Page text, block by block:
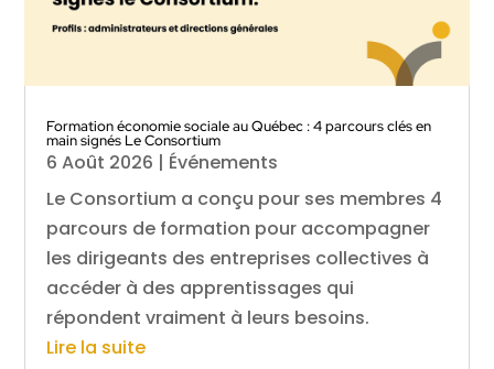
Formation économie sociale au Québec : 4 parcours clés en
main signés Le Consortium
6 Août 2026 | Événements
Le Consortium a conçu pour ses membres 4
parcours de formation pour accompagner
les dirigeants des entreprises collectives à
accéder à des apprentissages qui
répondent vraiment à leurs besoins.
Lire la suite